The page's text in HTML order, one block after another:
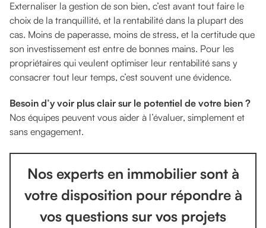
Externaliser la gestion de son bien, c’est avant tout faire le
choix de la tranquillité, et la rentabilité dans la plupart des
cas. Moins de paperasse, moins de stress, et la certitude que
son investissement est entre de bonnes mains. Pour les
propriétaires qui veulent optimiser leur rentabilité sans y
consacrer tout leur temps, c’est souvent une évidence.
Besoin d’y voir plus clair sur le potentiel de votre bien ?
Nos équipes peuvent vous aider à l’évaluer, simplement et
sans engagement.
Nos experts en immobilier sont à
votre disposition pour répondre à
vos questions sur vos projets